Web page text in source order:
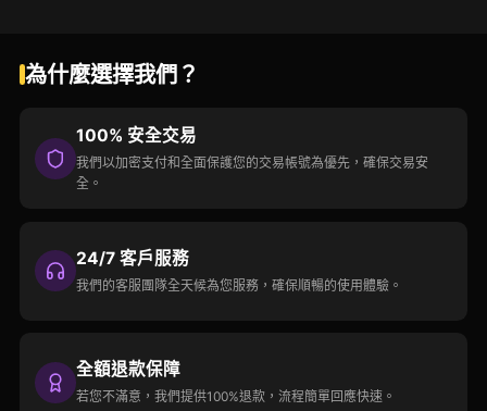
為什麼選擇我們？
100% 安全交易
我們以加密支付和全面保護您的交易帳號為優先，確保交易安
全。
24/7 客戶服務
我們的客服團隊全天候為您服務，確保順暢的使用體驗。
全額退款保障
若您不滿意，我們提供100%退款，流程簡單回應快速。